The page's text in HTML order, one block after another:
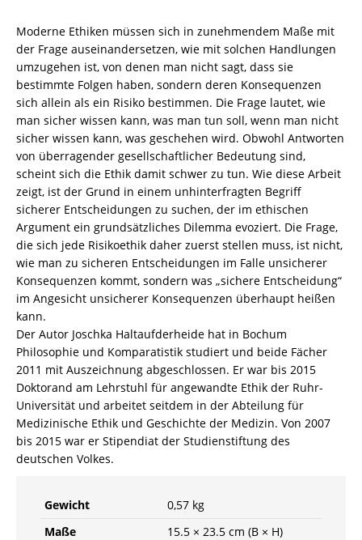
8260-
5883-
7
/
978-
3-
82-
605883-
7
Menge
Moderne Ethiken müssen sich in zunehmendem Maße mit
der Frage auseinandersetzen, wie mit solchen Handlungen
umzugehen ist, von denen man nicht sagt, dass sie
bestimmte Folgen haben, sondern deren Konsequenzen
sich allein als ein Risiko bestimmen. Die Frage lautet, wie
man sicher wissen kann, was man tun soll, wenn man nicht
sicher wissen kann, was geschehen wird. Obwohl Antworten
von überragender gesellschaftlicher Bedeutung sind,
scheint sich die Ethik damit schwer zu tun. Wie diese Arbeit
zeigt, ist der Grund in einem unhinterfragten Begriff
sicherer Entscheidungen zu suchen, der im ethischen
Argument ein grundsätzliches Dilemma evoziert. Die Frage,
die sich jede Risikoethik daher zuerst stellen muss, ist nicht,
wie man zu sicheren Entscheidungen im Falle unsicherer
Konsequenzen kommt, sondern was „sichere Entscheidung“
im Angesicht unsicherer Konsequenzen überhaupt heißen
kann.
Der Autor Joschka Haltaufderheide hat in Bochum
Philosophie und Komparatistik studiert und beide Fächer
2011 mit Auszeichnung abgeschlossen. Er war bis 2015
Doktorand am Lehrstuhl für angewandte Ethik der Ruhr-
Universität und arbeitet seitdem in der Abteilung für
Medizinische Ethik und Geschichte der Medizin. Von 2007
bis 2015 war er Stipendiat der Studienstiftung des
deutschen Volkes.
Gewicht
0,57 kg
Maße
15.5 × 23.5 cm (B × H)